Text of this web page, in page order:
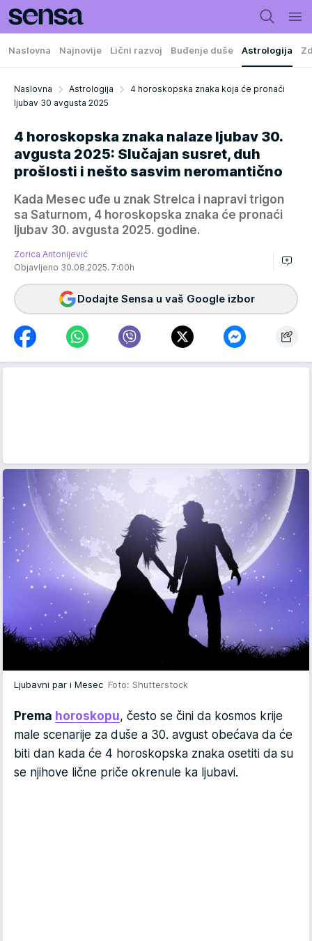
Naslovna Najnovije Lični razvoj Buđenje duše Astrologija
Naslovna Astrologija
4 horoskopska znaka koja će pronaći
ljubav 30 avgusta 2025
4 horoskopska znaka nalaze ljubav 30.
avgusta 2025: Slučajan susret, duh
prošlosti i nešto sasvim neromantično
Kada Mesec uđe u znak Strelca i napravi trigon
sa Saturnom, 4 horoskopska znaka će pronaći
ljubav 30. avgusta 2025. godine.
Zorica Antonijević
Objavljeno 30.08.2025. 7:00h
Dodajte Sensa u vaš Google izbor
Ljubavni par i Mesec Foto: Shutterstock
Prema horoskopu, često se čini da kosmos krije
male scenarije za duše a 30. avgust obećava da će
biti dan kada će 4 horoskopska znaka osetiti da su
se njihove lične priče okrenule ka ljubavi.